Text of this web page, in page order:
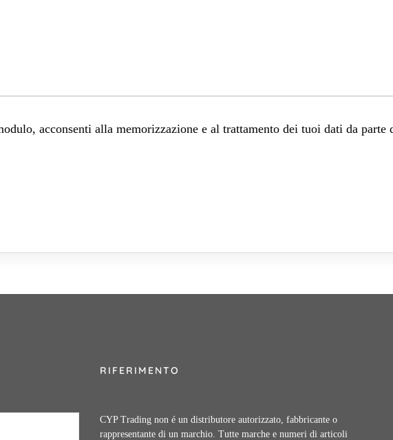
acconsenti alla memorizzazione e al trattamento dei tuoi dati da parte
RIFERIMENTO
CYP Trading non é un distributore autorizzato, fabbricante o
rappresentante di un marchio. Tutte marche e numeri di articoli